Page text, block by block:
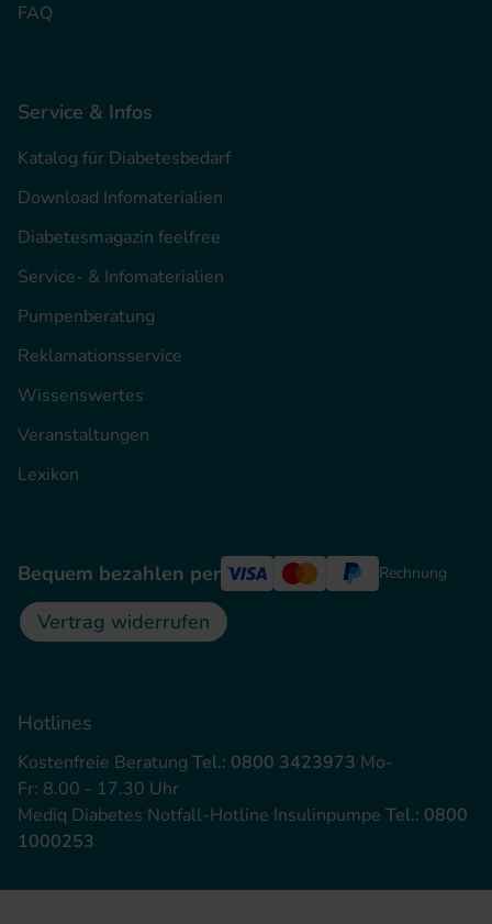
FAQ
Service & Infos
Katalog für Diabetesbedarf
Download Infomaterialien
Diabetesmagazin feelfree
Service- & Infomaterialien
Pumpenberatung
Reklamationsservice
Wissenswertes
Veranstaltungen
Lexikon
Bequem bezahlen per Rechnung
Vertrag widerrufen
Hotlines
Kostenfreie Beratung Tel.: 0800 3423973 Mo-
Fr: 8.00 - 17.30 Uhr
Mediq Diabetes Notfall-Hotline Insulinpumpe Tel.: 0800
1000253